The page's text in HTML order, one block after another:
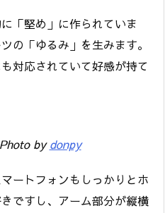
「堅め」に作られていま
の「ゆるみ」を生みます。
対応されていて好感が持て
bydonpy
ートフォンもしっかりとホ
ですし、アーム部分が縦横